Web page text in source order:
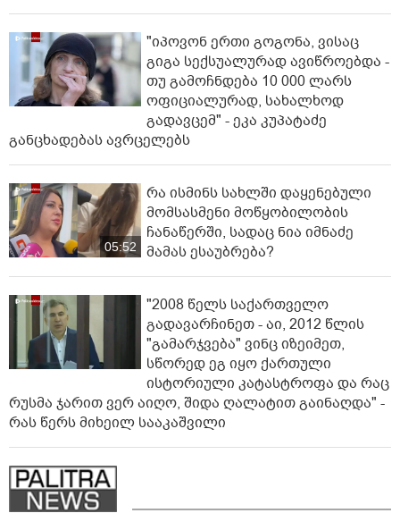
"იპოვონ ერთი გოგონა, ვისაც
გიგა სექსუალურად ავიწროებდა -
თუ გამოჩნდება 10 000 ლარს
ოფიციალურად, სახალხოდ
გადავცემ" - ეკა კუპატაძე
განცხადებას ავრცელებს
05:52
რა ისმინს სახლში დაყენებული
მომსასმენი მოწყობილობის
ჩანაწერში, სადაც ნია იმნაძე
მამას ესაუბრება?
"2008 წელს საქართველო
გადავარჩინეთ - აი, 2012 წლის
"გამარჯვება" ვინც იზეიმეთ,
სწორედ ეგ იყო ქართული
ისტორიული კატასტროფა და რაც
რუსმა ჯარით ვერ აიღო, შიდა ღალატით გაინაღდა" -
რას წერს მიხეილ სააკაშვილი